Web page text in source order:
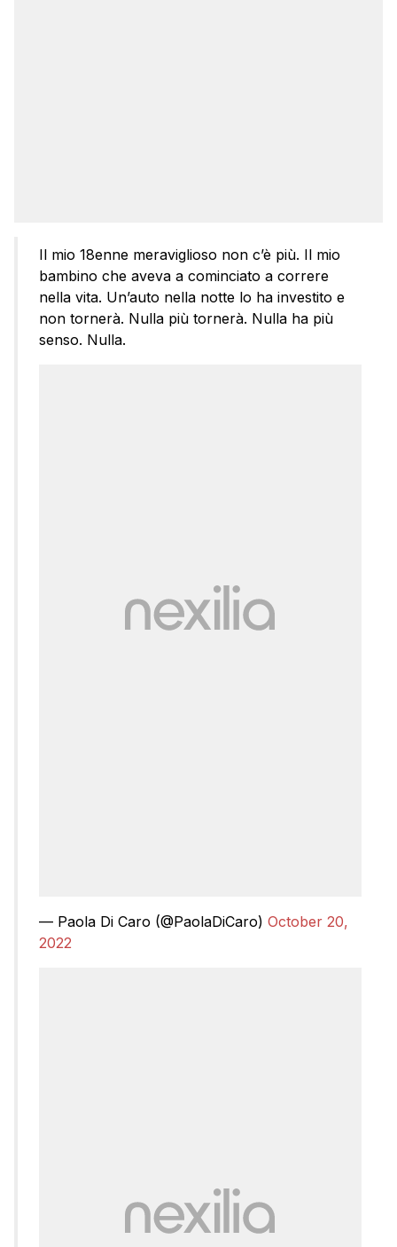
Il mio 18enne meraviglioso non c’è più. Il mio
bambino che aveva a cominciato a correre
nella vita. Un’auto nella notte lo ha investito e
non tornerà. Nulla più tornerà. Nulla ha più
senso. Nulla.
— Paola Di Caro (@PaolaDiCaro) October 20,
2022